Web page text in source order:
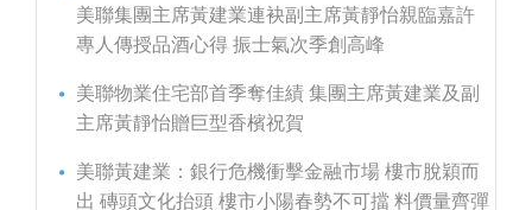
美聯集團主席黃建業連袂副主席黃靜怡親臨嘉許
專人傳授品酒心得 振士氣次季創高峰
美聯物業住宅部首季奪佳績 集團主席黃建業及副
主席黃靜怡贈巨型香檳祝賀
美聯黃建業：銀行危機衝擊金融市場 樓市脫穎而
出 磚頭文化抬頭 樓市小陽春勢不可擋 料價量齊彈